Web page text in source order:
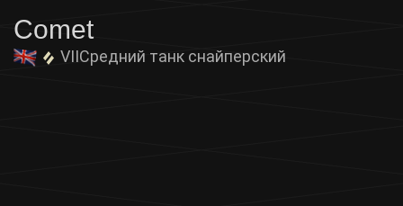
Comet
VIIСредний танк снайперский